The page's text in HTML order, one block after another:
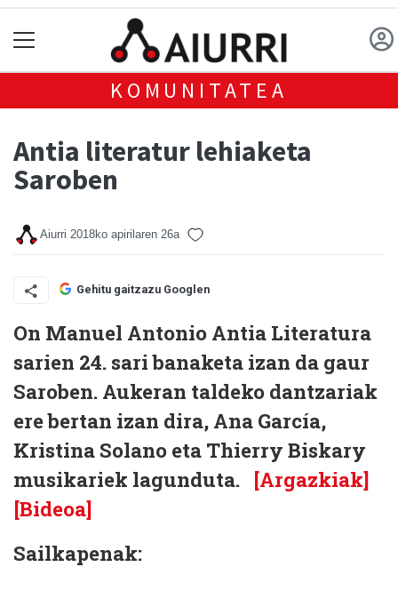
KOMUNITATEA
Antia literatur lehiaketa
Saroben
Aiurri 2018ko apirilaren 26a
Gehitu gaitzazu Googlen
On Manuel Antonio Antia Literatura
sarien 24. sari banaketa izan da gaur
Saroben. Aukeran taldeko dantzariak
ere bertan izan dira, Ana García,
Kristina Solano eta Thierry Biskary
musikariek lagunduta. [Argazkiak]
[Bideoa]
Sailkapenak: